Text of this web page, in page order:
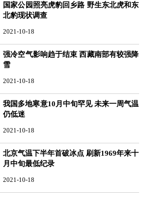
国家公园照亮虎豹回乡路 野生东北虎和东
北豹现状调查
2021-10-18
强冷空气影响趋于结束 西藏南部有较强降
雪
2021-10-18
我国多地寒意10月中旬罕见 未来一周气温
仍低迷
2021-10-18
北京气温下半年首破冰点 刷新1969年来十
月中旬最低纪录
2021-10-18